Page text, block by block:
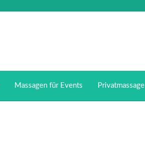
Massagen für Events Privatmassage